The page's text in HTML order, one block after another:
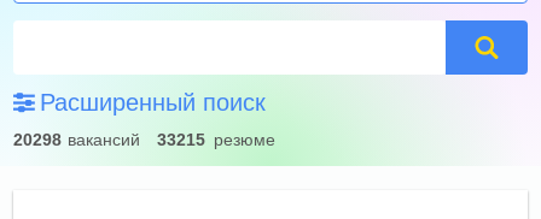
Расширенный поиск
20298 вакансий 33215 резюме